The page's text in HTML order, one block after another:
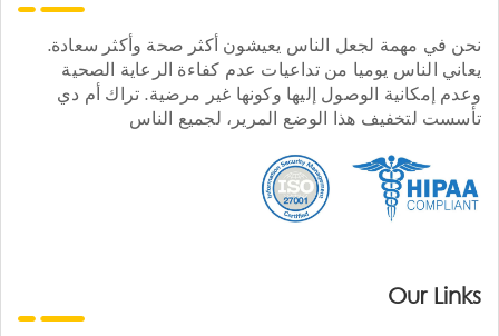
نحن في مهمة لجعل الناس يعيشون أكثر صحة وأكثر سعادة.
يعاني الناس يوميا من تداعيات عدم كفاءة الرعاية الصحية
وعدم إمكانية الوصول إليها وكونها غير مرضية. تراك أم دي
تأسست لتخفيف هذا الوضع المرير، لجميع الناس
Our Links